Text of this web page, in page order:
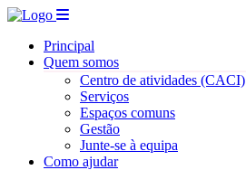
Principal
Quem somos
Centro de atividades (CACI)
Serviços
Espaços comuns
Gestão
Junte-se à equipa
Como ajudar